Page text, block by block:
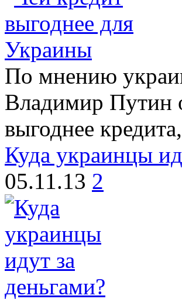
По мнению
Владимир Путин
выгоднее
Куда украинцы
05.11.13 2